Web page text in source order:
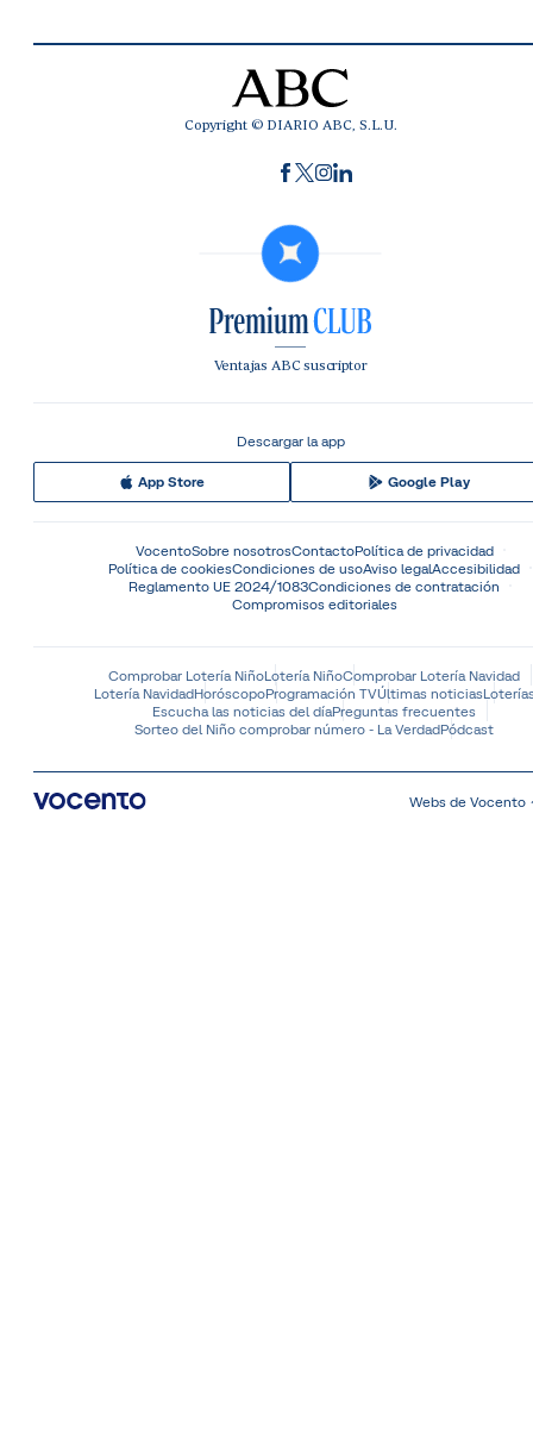
Copyright © DIARIO ABC, S.L.U.
Ventajas ABC suscriptor
Descargar la app
App Store Google Play
VocentoSobre nosotrosContactoPolítica de privacidad
Política de cookiesCondiciones de usoAviso legalAccesibilidad
Reglamento UE 2024/1083Condiciones de contratación
Compromisos editoriales
Comprobar Lotería NiñoLotería NiñoComprobar Lotería Navidad
Lotería NavidadHoróscopoProgramación TVÚltimas noticias
Escucha las noticias del díaPreguntas frecuentes
Sorteo del Niño comprobar número - La VerdadPódcast
Webs de Vocento